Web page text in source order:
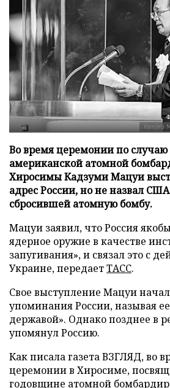
Во время церемонии по
американской атомной
Хиросимы Кадзуми Мацуи
адрес России, но не назвал
сбросившей атомную бомбу.
Мацуи заявил, что Россия
ядерное оружие в качестве
запугивания», и связал это с
Украине, передаетТАСС.
Свое выступление Мацуи
упоминания России, называя
державой». Однако позднее в
упомянул Россию.
Как писала газета ВЗГЛЯД, во
церемонии в Хиросиме,
годовщине атомной